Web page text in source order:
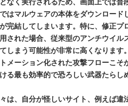
はマルウェアの本体をダウンロード
完結してしまいます。特に、修正プ
された場合、従来型のアンチウイル
しまう可能性が非常に高くなります
メーション化された攻撃フローこ
る最も効率的で恐ろしい武器たらし
は、自分が怪しいサイト、例えば違